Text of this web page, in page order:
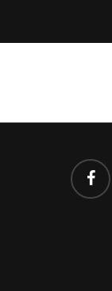
facebook